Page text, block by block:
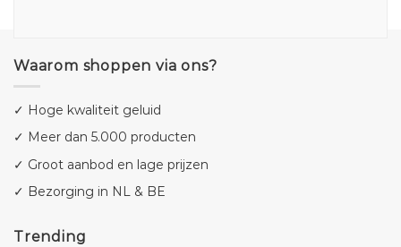
Waarom shoppen via ons?
✓ Hoge kwaliteit geluid
✓ Meer dan 5.000 producten
✓ Groot aanbod en lage prijzen
✓ Bezorging in NL & BE
Trending